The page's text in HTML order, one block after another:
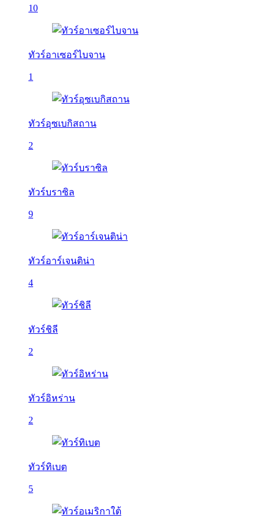
10
ทัวร์อาเซอร์ไบจาน
1
ทัวร์อุซเบกิสถาน
2
ทัวร์บราซิล
9
ทัวร์อาร์เจนติน่า
4
ทัวร์ชิลี
2
ทัวร์อิหร่าน
2
ทัวร์ทิเบต
5